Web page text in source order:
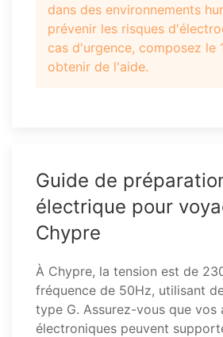
dans des environnements
prévenir les risques
cas d'urgence, composez le
obtenir de l'aide.
Guide de
électrique pour
Chypre
À Chypre, la tension est de
fréquence de 50Hz, utilisant
type G. Assurez-vous que vos
électroniques peuvent